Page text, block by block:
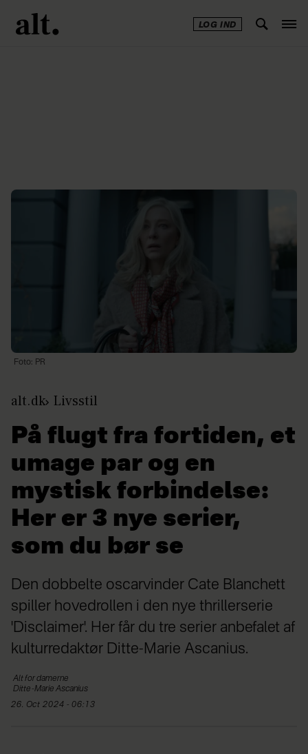
LOG IND
Foto: PR
alt.dk Livsstil
På flugt fra fortiden, et
umage par og en
mystisk forbindelse:
Her er 3 nye serier,
som du bør se
Den dobbelte oscarvinder Cate Blanchett
spiller hovedrollen i den nye thrillerserie
'Disclaimer'. Her får du tre serier anbefalet af
kulturredaktør Ditte-Marie Ascanius.
Alt fordamerne
Ditte-Marie Ascanius
26. Oct 2024 - 06:13